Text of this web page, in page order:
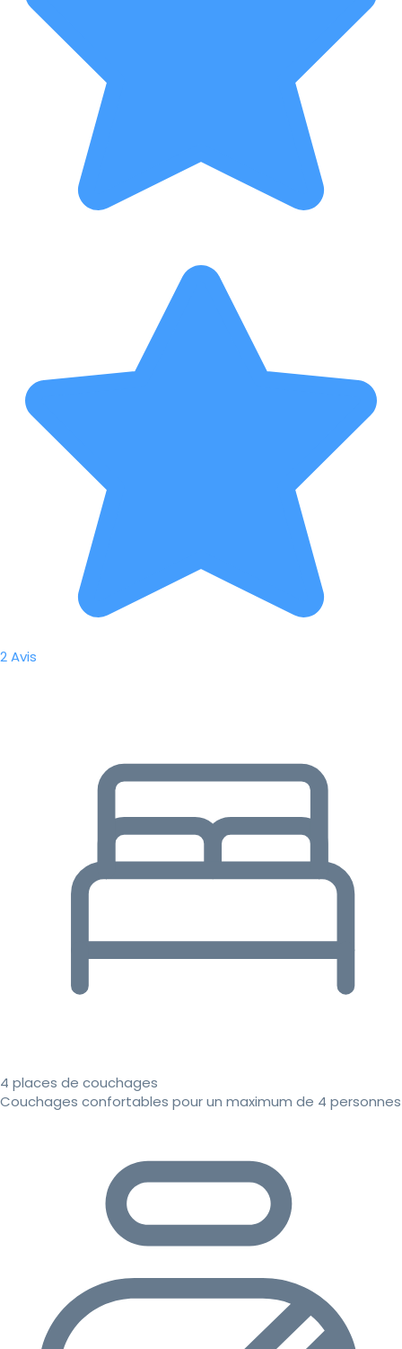
2 Avis
4 places de couchages
Couchages confortables pour un maximum de 4 personnes